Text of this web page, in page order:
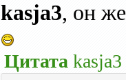
kasja3, он
Цитата kasja3